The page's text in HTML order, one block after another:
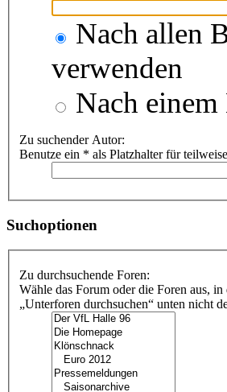
Nach allen
verwenden
Nach
Zu suchender Autor:
Benutze ein * als Platzhalter für
Suchoptionen
Zu durchsuchende Foren:
Wähle das Forum oder die Foren aus,
„Unterforen durchsuchen“ unten nicht